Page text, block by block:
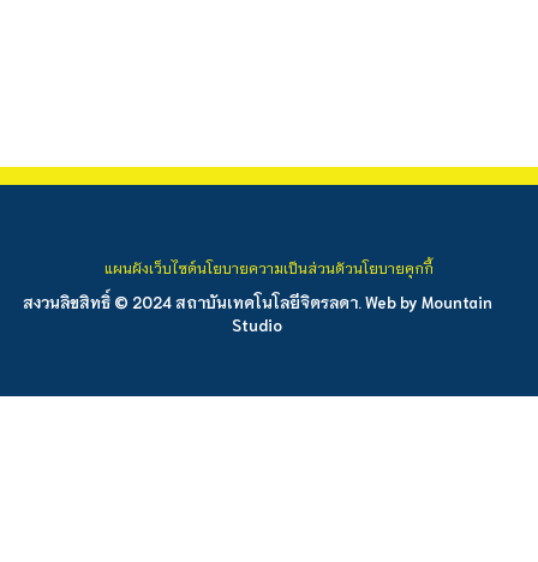
สงวนลิขสิทธิ์ © 2024 สถาบันเทคโนโลยีจิตรลดา. Web by Mountain
Studio
แผนผังเว็บไซต์นโยบายความเป็นส่วนตัวนโยบายคุกกี้